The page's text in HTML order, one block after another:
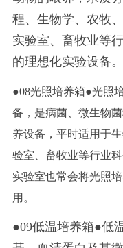
程、生物学、农牧
实验室、畜牧业等
的理想化实验设备。
●08光照培养箱●光照
备，是病菌、微生物
养设备，平时适用于
验室、畜牧业等行业
实验室也常会将光照
用。
●09低温培养箱●低